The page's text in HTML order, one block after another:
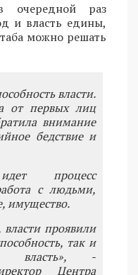
раз
и власть едины,
можно решать
власти.
от первых лиц
внимание
бедствие и
процесс
с людьми,
имущество.
проявили
так и
власть», -
Центра